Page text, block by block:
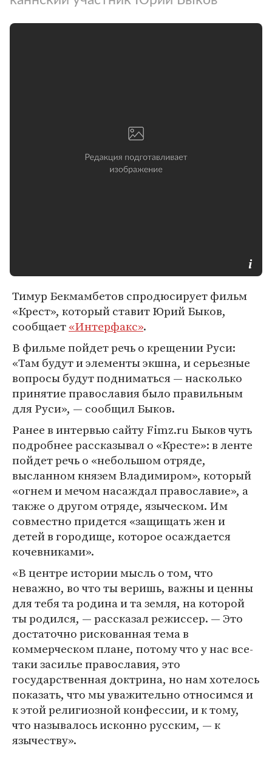
Тимур Бекмамбетов спродюсирует фильм
«Крест», который ставит Юрий Быков,
сообщает«Интерфакс».
В фильме пойдет речь о крещении Руси:
«Там будут и элементы экшна, и серьезные
вопросы будут подниматься — насколько
принятие православия было правильным
для Руси», — сообщил Быков.
Ранее в интервью сайту Fimz.ru Быков чуть
подробнее рассказывал о «Кресте»: в ленте
пойдет речь о «небольшом отряде,
высланном князем Владимиром», который
«огнем и мечом насаждал православие», а
также о другом отряде, языческом. Им
совместно придется «защищать жен и
детей в городище, которое осаждается
кочевниками».
«В центре истории мысль о том, что
неважно, во что ты веришь, важны и ценны
для тебя та родина и та земля, на которой
ты родился, — рассказал режиссер. — Это
достаточно рискованная тема в
коммерческом плане, потому что у нас все-
таки засилье православия, это
государственная доктрина, но нам хотелось
показать, что мы уважительно относимся и
к этой религиозной конфессии, и к тому,
что называлось исконно русским, — к
язычеству».